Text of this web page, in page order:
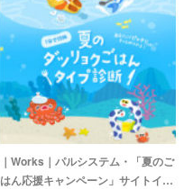
｜Works｜パルシステム・「夏のご
はん応援キャンペーン」サイトイ…